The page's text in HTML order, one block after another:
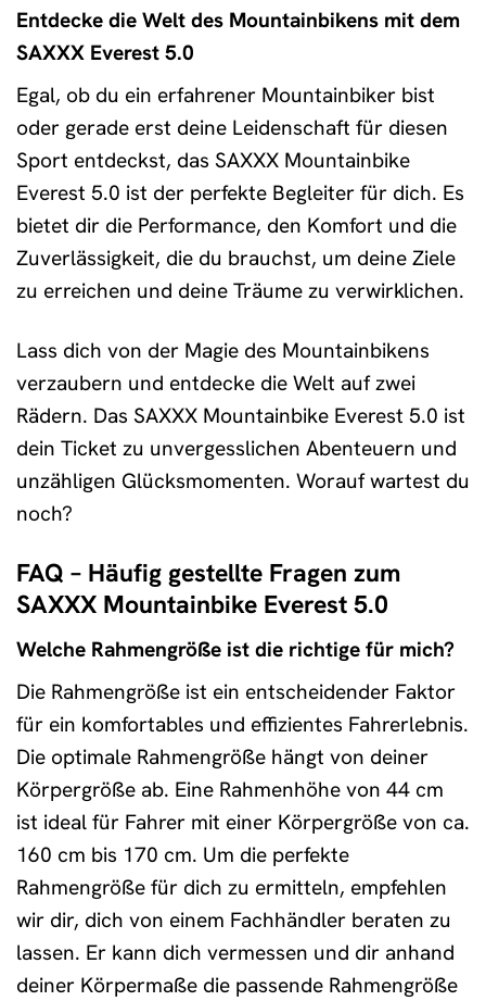
Entdecke die Welt des Mountainbikens mit dem
SAXXX Everest 5.0
Egal, ob du ein erfahrener Mountainbiker bist
oder gerade erst deine Leidenschaft für diesen
Sport entdeckst, das SAXXX Mountainbike
Everest 5.0 ist der perfekte Begleiter für dich. Es
bietet dir die Performance, den Komfort und die
Zuverlässigkeit, die du brauchst, um deine Ziele
zu erreichen und deine Träume zu verwirklichen.
Lass dich von der Magie des Mountainbikens
verzaubern und entdecke die Welt auf zwei
Rädern. Das SAXXX Mountainbike Everest 5.0 ist
dein Ticket zu unvergesslichen Abenteuern und
unzähligen Glücksmomenten. Worauf wartest du
noch?
FAQ – Häufig gestellte Fragen zum
SAXXX Mountainbike Everest 5.0
Welche Rahmengröße ist die richtige für mich?
Die Rahmengröße ist ein entscheidender Faktor
für ein komfortables und effizientes Fahrerlebnis.
Die optimale Rahmengröße hängt von deiner
Körpergröße ab. Eine Rahmenhöhe von 44 cm
ist ideal für Fahrer mit einer Körpergröße von ca.
160 cm bis 170 cm. Um die perfekte
Rahmengröße für dich zu ermitteln, empfehlen
wir dir, dich von einem Fachhändler beraten zu
lassen. Er kann dich vermessen und dir anhand
deiner Körpermaße die passende Rahmengröße